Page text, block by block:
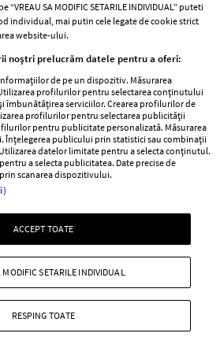
CATINE.RO
ce
abdomenul tonifiat la 56 de ani.
Ce imagini a postat artista în
mediul online
SA MODIFIC SETARILE INDIVIDUAL” puteti
individual, mai putin cele legate de cookie strict
website-ului.
noștri prelucrăm datele pentru a oferi:
de pe un dispozitiv. Măsurarea
profilurilor pentru selectarea conținutului
îmbunătățirea serviciilor. Crearea profilurilor de
profilurilor pentru selectarea publicității
pentru publicitate personalizată. Măsurarea
publicului prin statistici sau combinații
datelor limitate pentru a selecta conținutul.
a selecta publicitatea. Date precise de
scanarea dispozitivului.
ACCEPT TOATE
RESPING TOATE
MODIFIC SETARILE INDIVIDUAL